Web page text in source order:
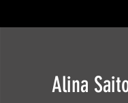
Alina